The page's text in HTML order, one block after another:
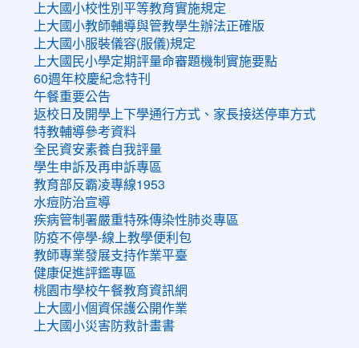
上大國小校性別平等教育實施規定
上大國小教師輔導與管教學生辦法正確版
上大國小服裝儀容(服儀)規定
上大國民小學定期評量命審題機制實施要點
60週年校慶紀念特刊
午餐重要公告
返校日及開學上下學通行方式、家長接送停車方式
特教輔導參考資料
全民資安素養自我評量
學生申訴及再申訴專區
教育部反霸凌專線1953
水痘防治宣導
疾病管制署嚴重特殊傳染性肺炎專區
防疫不停學-線上教學便利包
教師專業發展支持作業平臺
健康促進評鑑專區
桃園市學校午餐教育資訊網
上大國小個資保護公開作業
上大國小災害防救計畫書